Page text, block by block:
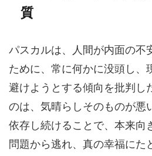
質
パスカルは、人間が内面の不
ために、常に何かに没頭し、
避けようとする傾向を批判し
のは、気晴らしそのものが悪
依存し続けることで、本来向
問題から逃れ、真の幸福にた